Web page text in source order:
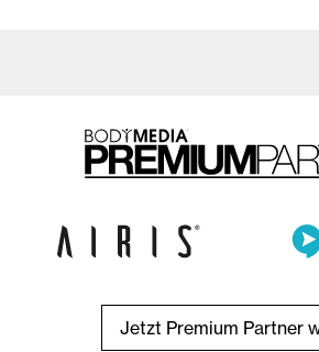
Jetzt Premium Partner